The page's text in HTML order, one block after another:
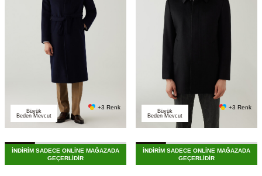
Büyük
Beden Mevcut
+3 Renk
İNDİRİM SADECE ONLİNE MAĞAZADA
GEÇERLİDİR
Büyük
Beden Mevcut
+3 Renk
İNDİRİM SADECE ONLİNE MAĞAZADA
GEÇERLİDİR